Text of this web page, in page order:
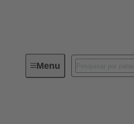
MenuIndustrial connectors /